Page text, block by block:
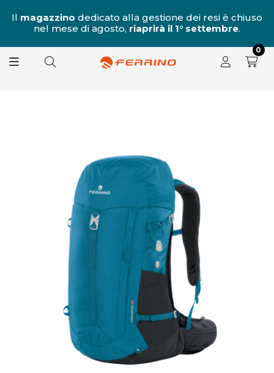
Il magazzino dedicato alla gestione dei resi è chiuso
nel mese di agosto, riaprirà il 1° settembre.
0